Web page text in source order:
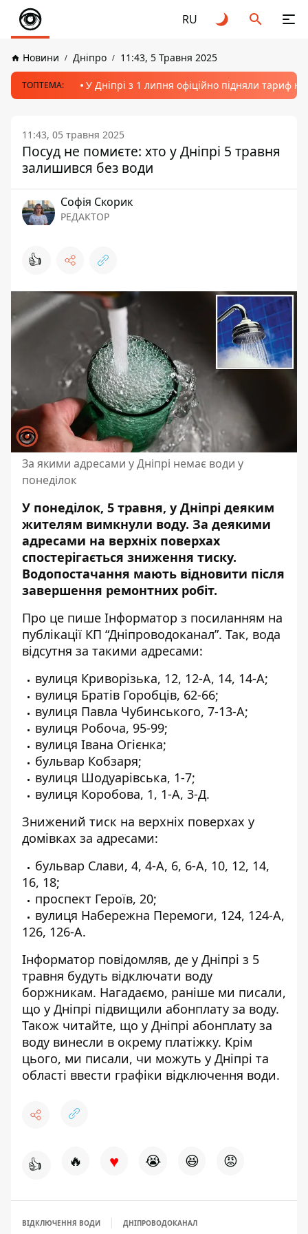
RU
Новини Дніпро 11:43, 5 Травня 2025
ТОПТЕМА: У Дніпрі з 1 липня офіційно підняли тариф
11:43, 05 травня 2025
Посуд не помиєте: хто у Дніпрі 5 травня
залишився без води
Софія Скорик
РЕДАКТОР
👍
За якими адресами у Дніпрі немає води у
понеділок
У понеділок, 5 травня, у Дніпрі деяким
жителям вимкнули воду. За деякими
адресами на верхніх поверхах
спостерігається зниження тиску.
Водопостачання мають відновити після
завершення ремонтних робіт.
Про це пише Інформатор з посиланням на
публікації КП “Дніпроводоканал”. Так, вода
відсутня за такими адресами:
вулиця Криворізька, 12, 12-А, 14, 14-А;
вулиця Братів Горобців, 62-66;
вулиця Павла Чубинського, 7-13-А;
вулиця Робоча, 95-99;
вулиця Івана Огієнка;
бульвар Кобзаря;
вулиця Шодуарівська, 1-7;
вулиця Коробова, 1, 1-А, 3-Д.
Знижений тиск на верхніх поверхах у
домівках за адресами:
бульвар Слави, 4, 4-А, 6, 6-А, 10, 12, 14,
16, 18;
проспект Героїв, 20;
вулиця Набережна Перемоги, 124, 124-А,
126, 126-А.
Інформатор повідомляв, де у Дніпрі з 5
травня будуть відключати воду
боржникам. Нагадаємо, раніше ми писали,
що у Дніпрі підвищили абонплату за воду.
Також читайте, що у Дніпрі абонплату за
воду винесли в окрему платіжку. Крім
цього, ми писали, чи можуть у Дніпрі та
області ввести графіки відключення води.
👍 🔥 ♥ 😭 😆 😡
ВІДКЛЮЧЕННЯ ВОДИ ДНІПРОВОДОКАНАЛ